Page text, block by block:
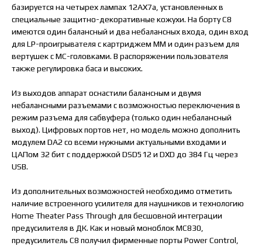
базируется на четырех лампах 12AX7a, установленных в
специальные защитно-декоративные кожухи. На борту C8
имеются один балансный и два небалансных входа, один вход
для LP-проигрывателя с картриджем MM и один разъем для
вертушек с MC-головками. В распоряжении пользователя
также регулировка баса и высоких.
Из выходов аппарат оснастили балансным и двумя
небалансными разъемами с возможностью переключения в
режим разъема для сабвуфера (только один небалансный
выход). Цифровых портов нет, но модель можно дополнить
модулем DA2 со всеми нужными актуальными входами и
ЦАПом 32 бит с поддержкой DSD512 и DXD до 384 Гц через
USB.
Из дополнительных возможностей необходимо отметить
наличие встроенного усилителя для наушников и технологию
Home Theater Pass Through для бесшовной интеграции
предусилителя в ДК. Как и новый моноблок MC830,
предусилитель C8 получил фирменные порты Power Control,